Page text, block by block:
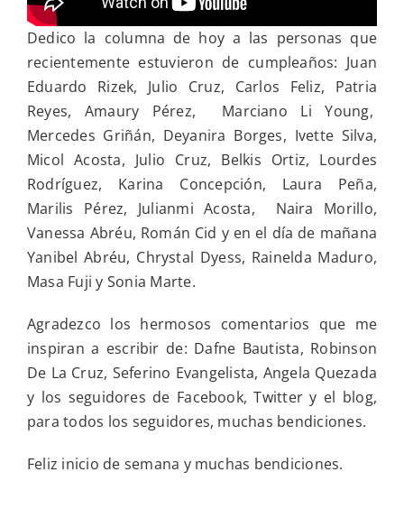
Dedico la columna de hoy a las personas que
recientemente estuvieron de cumpleaños: Juan
Eduardo Rizek, Julio Cruz, Carlos Feliz, Patria
Reyes, Amaury Pérez, Marciano Li Young,
Mercedes Griñán, Deyanira Borges, Ivette Silva,
Micol Acosta, Julio Cruz, Belkis Ortiz, Lourdes
Rodríguez, Karina Concepción, Laura Peña,
Marilis Pérez, Julianmi Acosta, Naira Morillo,
Vanessa Abréu, Román Cid y en el día de mañana
Yanibel Abréu, Chrystal Dyess, Rainelda Maduro,
Masa Fuji y Sonia Marte.
Agradezco los hermosos comentarios que me
inspiran a escribir de: Dafne Bautista, Robinson
De La Cruz, Seferino Evangelista, Angela Quezada
y los seguidores de Facebook, Twitter y el blog,
para todos los seguidores, muchas bendiciones.
Feliz inicio de semana y muchas bendiciones.